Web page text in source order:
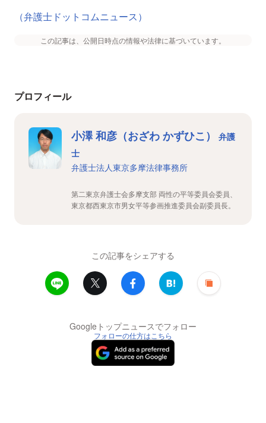
（弁護士ドットコムニュース）
この記事は、公開日時点の情報や法律に基づいています。
プロフィール
小澤 和彦（おざわ かずひこ）
弁護
士
弁護士法人東京多摩法律事務所
第二東京弁護士会多摩支部 両性の平等委員会委員、
東京都西東京市男女平等参画推進委員会副委員長。
この記事をシェアする
Googleトップニュースでフォロー
フォローの仕方はこちら